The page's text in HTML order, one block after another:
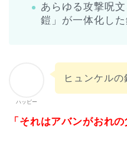
あらゆる攻撃呪
鎧」が一体化した
ハッピー
ヒュンケルの
「それはアバンがおれ